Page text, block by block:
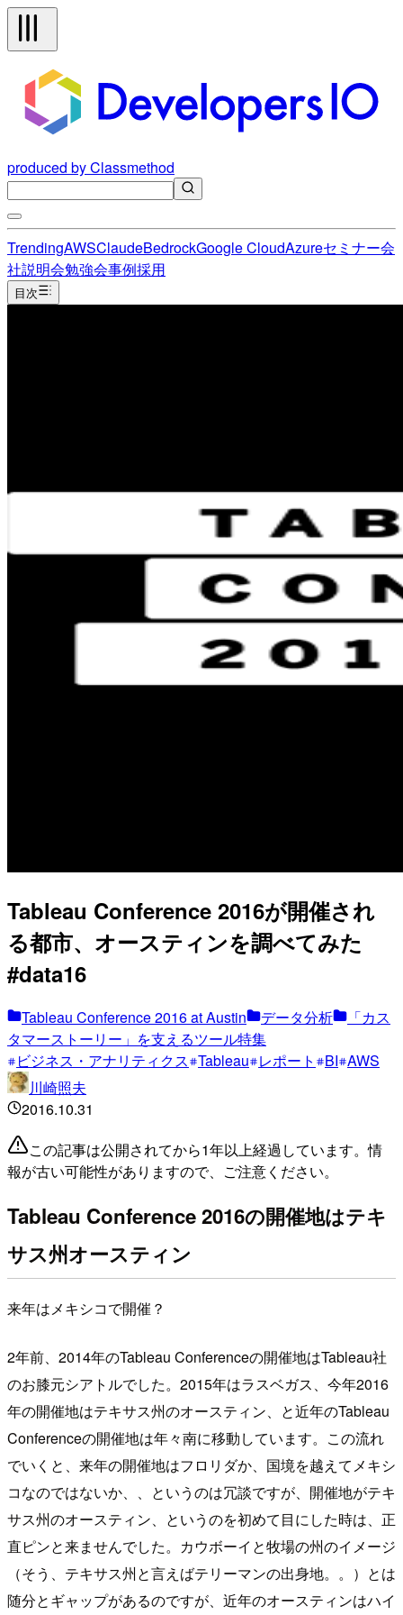
produced by Classmethod
TrendingAWSClaudeBedrockGoogle CloudAzureセミナー会
社説明会勉強会事例採用
目次
Tableau Conference 2016が開催され
る都市、オースティンを調べてみた
#data16
Tableau Conference 2016 at Austin データ分析
「カス
タマーストーリー」を支えるツール特集
ビジネス・アナリティクス Tableau レポート BI AWS
川崎照夫
2016.10.31
この記事は公開されてから1年以上経過しています。情
報が古い可能性がありますので、ご注意ください。
Tableau Conference 2016の開催地はテキ
サス州オースティン
来年はメキシコで開催？
2年前、2014年のTableau Conferenceの開催地はTableau社
のお膝元シアトルでした。2015年はラスベガス、今年2016
年の開催地はテキサス州のオースティン、と近年のTableau
Conferenceの開催地は年々南に移動しています。この流れ
でいくと、来年の開催地はフロリダか、国境を越えてメキシ
コなのではないか、、というのは冗談ですが、開催地がテキ
サス州のオースティン、というのを初めて目にした時は、正
直ピンと来ませんでした。カウボーイと牧場の州のイメージ
（そう、テキサス州と言えばテリーマンの出身地。。）とは
随分とギャップがあるのですが、近年のオースティンはハイ